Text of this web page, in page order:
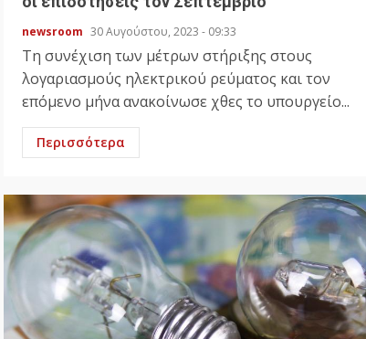
newsroom 30 Αυγούστου, 2023 - 09:33
Τη συνέχιση των μέτρων στήριξης στους
λογαριασμούς ηλεκτρικού ρεύματος και τον
επόμενο μήνα ανακοίνωσε χθες το υπουργείο...
Περισσότερα